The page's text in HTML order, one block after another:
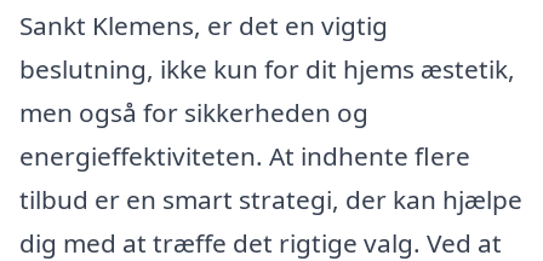
Sankt Klemens, er det en vigtig
beslutning, ikke kun for dit hjems æstetik,
men også for sikkerheden og
energieffektiviteten. At indhente flere
tilbud er en smart strategi, der kan hjælpe
dig med at træffe det rigtige valg. Ved at